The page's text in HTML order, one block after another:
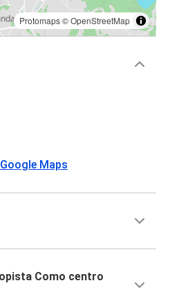
Protomaps©OpenStreetMap
Maps
Como centro